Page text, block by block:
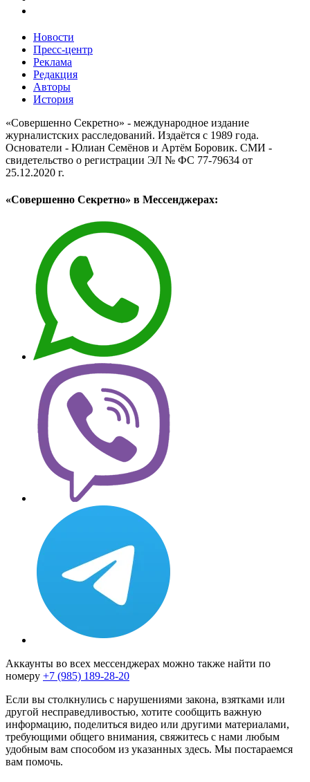
Новости
Пресс-центр
Реклама
Редакция
Авторы
История
«Совершенно Секретно» - международное издание
журналистских расследований. Издаётся с 1989 года.
Основатели - Юлиан Семёнов и Артём Боровик. CМИ -
свидетельство о регистрации ЭЛ № ФС 77-79634 от
25.12.2020 г.
«Совершенно Секретно» в Мессенджерах:
Аккаунты во всех мессенджерах можно также найти по
номеру +7 (985) 189-28-20
Если вы столкнулись с нарушениями закона, взятками или
другой несправедливостью, хотите сообщить важную
информацию, поделиться видео или другими материалами,
требующими общего внимания, свяжитесь с нами любым
удобным вам способом из указанных здесь. Мы постараемся
вам помочь.